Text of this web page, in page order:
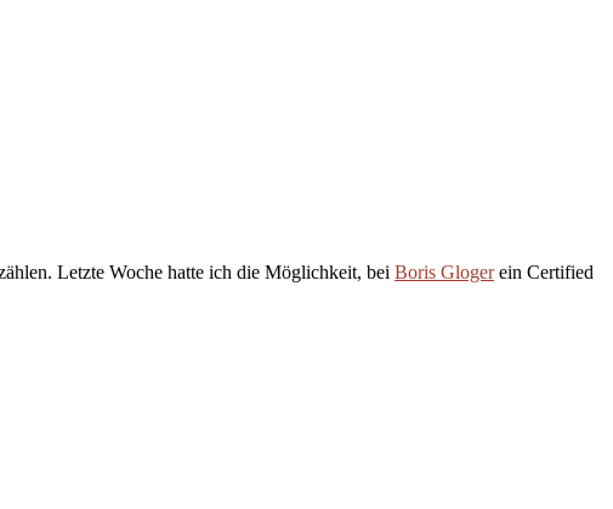
Letzte Woche hatte ich die Möglichkeit, bei Boris Glogerein Certified